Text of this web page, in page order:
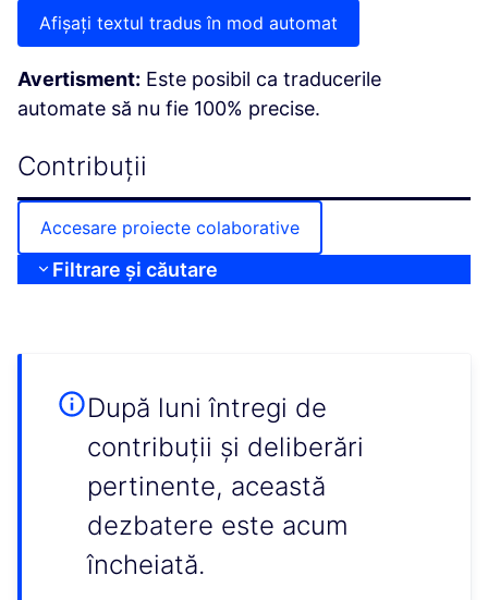
Afișați textul tradus în mod automat
Avertisment: Este posibil ca traducerile
automate să nu fie 100% precise.
Contribuții
Accesare proiecte colaborative
Filtrare și căutare
După luni întregi de
contribuții și deliberări
pertinente, această
dezbatere este acum
încheiată.